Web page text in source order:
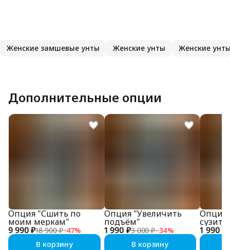
Женские замшевые унты Женские унты Женские
Дополнительные опции
9 990 ₽18 900 ₽−47%
Опция "Сшить по
моим меркам"
В корзину
1 990 ₽3 000 ₽−34%
Опция "Увеличить
подъём"
В корзину
1 990 ₽
Опция